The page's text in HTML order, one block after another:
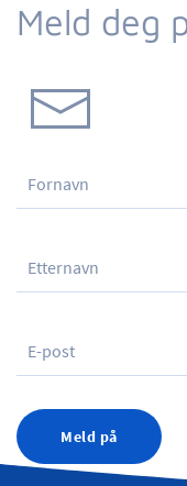
Meld deg
Meld på